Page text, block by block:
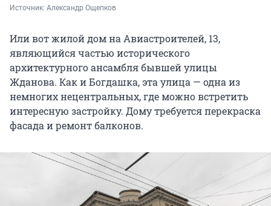
Источник: Александр Ощепков
Или вот жилой дом на Авиастроителей, 13,
являющийся частью исторического
архитектурного ансамбля бывшей улицы
Жданова. Как и Богдашка, эта улица — одна из
немногих нецентральных, где можно встретить
интересную застройку. Дому требуется перекраска
фасада и ремонт балконов.